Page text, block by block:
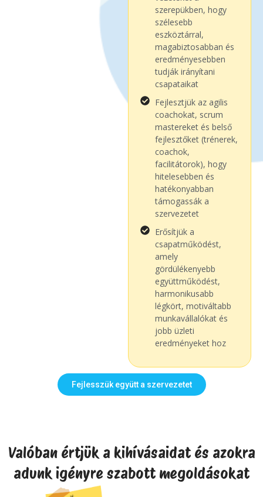
szerepükben, hogy
szélesebb
eszköztárral,
magabiztosabban és
eredményesebben
tudják irányítani
csapataikat
Fejlesztjük az agilis
coachokat, scrum
mastereket és belső
fejlesztőket (trénerek,
coachok,
facilitátorok), hogy
hitelesebben és
hatékonyabban
támogassák a
szervezetet
Erősítjük a
csapatműködést,
amely
gördülékenyebb
együttműködést,
harmonikusabb
légkört, motiváltabb
munkavállalókat és
jobb üzleti
eredményeket hoz
Fejlesszük együtt a szervezetet
Valóban értjük a kihívásaidat és azokra
adunk igényre szabott megoldásokat